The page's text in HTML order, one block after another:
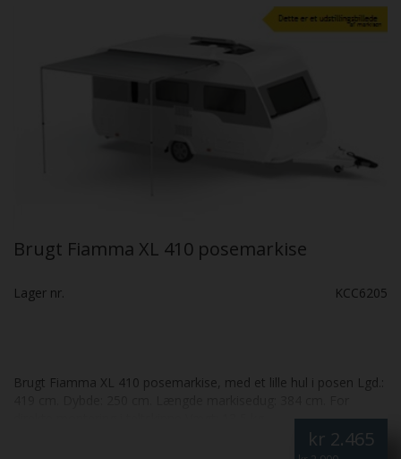
Brugt Fiamma XL 410 posemarkise
Lager nr. KCC6205
Brugt Fiamma XL 410 posemarkise, med et lille hul i posen Lgd.:
kr 2.465